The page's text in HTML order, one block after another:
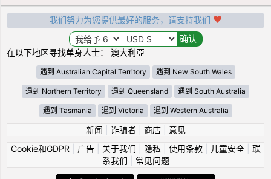
我们努力为您提供最好的服务，请支持我们
在以下地区寻找单身人士： 澳大利亞
遇到 Australian Capital Territory 遇到 New South Wales
遇到 Northern Territory 遇到 Queensland 遇到 South Australia
遇到 Tasmania 遇到 Victoria 遇到 Western Australia
新闻 诈骗者| 商店| 意见
Cookie和GDPR
广告| 关于我们 隐私 使用条款| 儿童安全| 联
系我们
常见问题